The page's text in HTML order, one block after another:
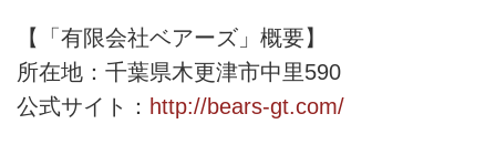
【「有限会社ベアーズ」概要】
所在地：千葉県木更津市中里590
公式サイト： http://bears-gt.com/